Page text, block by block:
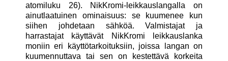
atomiluku 26). NikKromi-leikkauslangalla on
ainutlaatuinen ominaisuus: se kuumenee kun
siihen johdetaan sähköä. Valmistajat ja
harrastajat käyttävät NikKromi leikkauslanka
moniin eri käyttötarkoituksiin, joissa langan on
kuumennuttava tai sen on kestettävä korkeita